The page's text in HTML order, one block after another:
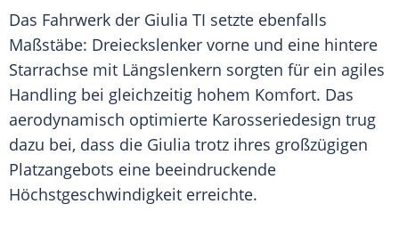
Das Fahrwerk der Giulia TI setzte ebenfalls
Maßstäbe: Dreieckslenker vorne und eine hintere
Starrachse mit Längslenkern sorgten für ein agiles
Handling bei gleichzeitig hohem Komfort. Das
aerodynamisch optimierte Karosseriedesign trug
dazu bei, dass die Giulia trotz ihres großzügigen
Platzangebots eine beeindruckende
Höchstgeschwindigkeit erreichte.